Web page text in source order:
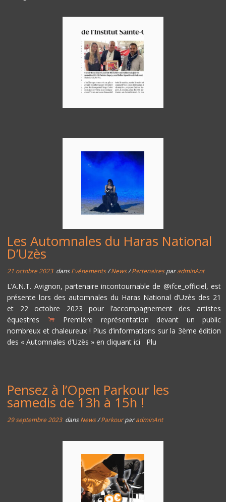
Les Automnales du Haras National
D’Uzès
21 octobre 2023dansEvénements/News/PartenairesparadminAnt
L’A.N.T. Avignon, partenaire incontournable de @ifce_officiel, est
présente lors des automnales du Haras National d’Uzès des 21
et 22 octobre 2023 pour l’accompagnement des artistes
équestres
Première représentation devant un public
nombreux et chaleureux ! Plus d’informations sur la 3ème édition
des « Automnales d’Uzès » en cliquant ici Plu
Pensez à l’Open Parkour les
samedis de 13h à 15h !
29 septembre 2023dansNews/ParkourparadminAnt